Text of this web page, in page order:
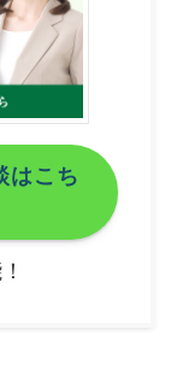
はこち